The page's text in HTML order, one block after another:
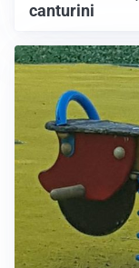
canturini